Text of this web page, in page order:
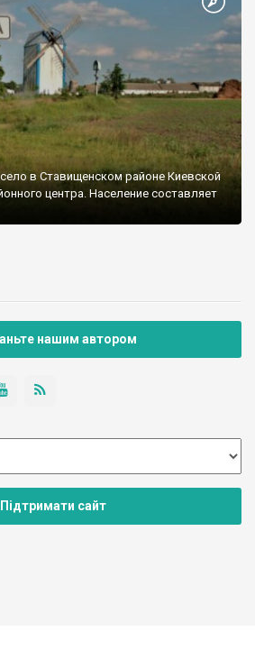
в Ставищенском районе Киевской
центра. Население составляет
нашим автором
Підтримати сайт